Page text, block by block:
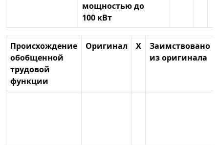
мощностью до
100 кВт
Происхождение
обобщенной
трудовой
функции
Оригинал X
Заимствовано
из оригинала